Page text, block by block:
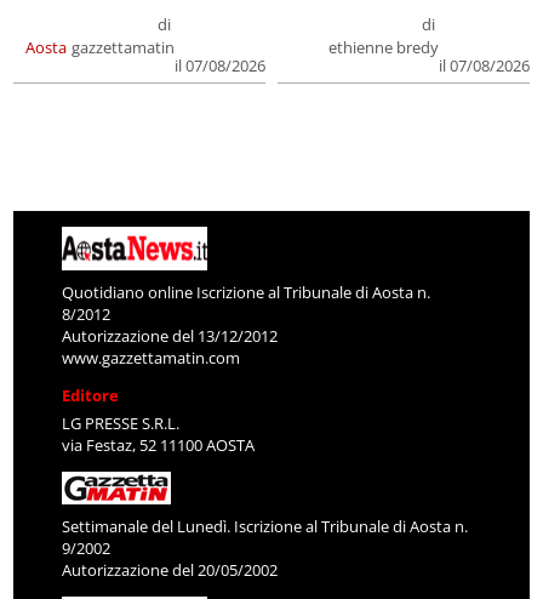
Aosta
di
gazzettamatin
il 07/08/2026
di
ethienne bredy
il 07/08/2026
Quotidiano online Iscrizione al Tribunale di Aosta n.
8/2012
Autorizzazione del 13/12/2012
www.gazzettamatin.com
Editore
LG PRESSE S.R.L.
via Festaz, 52 11100 AOSTA
Settimanale del Lunedì. Iscrizione al Tribunale di Aosta n.
9/2002
Autorizzazione del 20/05/2002